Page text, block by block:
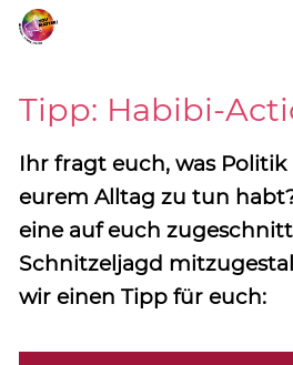
STARTSEITE
BLOG
PROJEKTINFO
TERMINE
Tipp: Habibi-
Ihr fragt euch, was
eurem Alltag zu tun
eine auf euch
Schnitzeljagd
wir einen Tipp für euch: